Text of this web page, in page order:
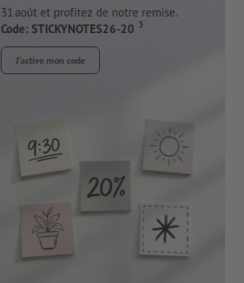
31 août et profitez de notre remise.
Code: STICKYNOTES26-20 3
J’active mon code